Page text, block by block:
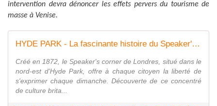
intervention devra dénoncer les effets pervers du tourisme de
masse à Venise.
HYDE PARK - La fascinante histoire du Speaker's corner
Créé en 1872, le Speaker's corner de Londres, situé dans le
nord-est d'Hyde Park, offre à chaque citoyen la liberté de
s'exprimer chaque dimanche. Découverte de ce concentré
de culture brita...